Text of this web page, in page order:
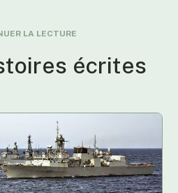
LA LECTURE
écrites